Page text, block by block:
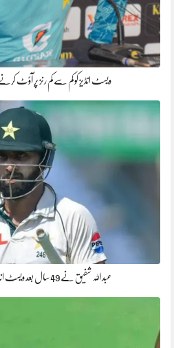
ویسٹ انڈیز کو کم سے کم رنز پر آؤٹ
عبداللہ شفیق نے 49 سال بعد ویسٹ انڈیز میں نیا ریکارڈ قائم کردیا